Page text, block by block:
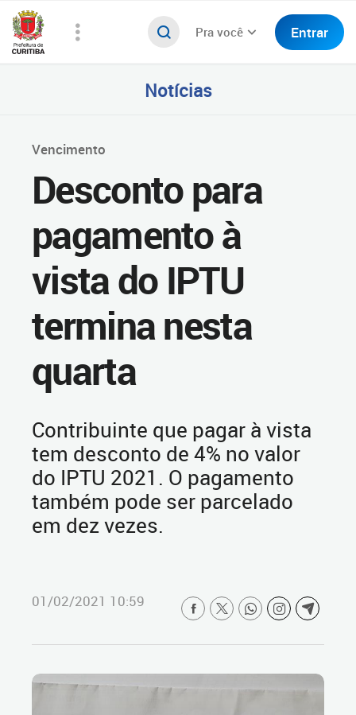
Pra você Entrar
Notícias
Vencimento
Desconto para
pagamento à
vista do IPTU
termina nesta
quarta
Contribuinte que pagar à vista
tem desconto de 4% no valor
do IPTU 2021. O pagamento
também pode ser parcelado
em dez vezes.
01/02/2021 10:59